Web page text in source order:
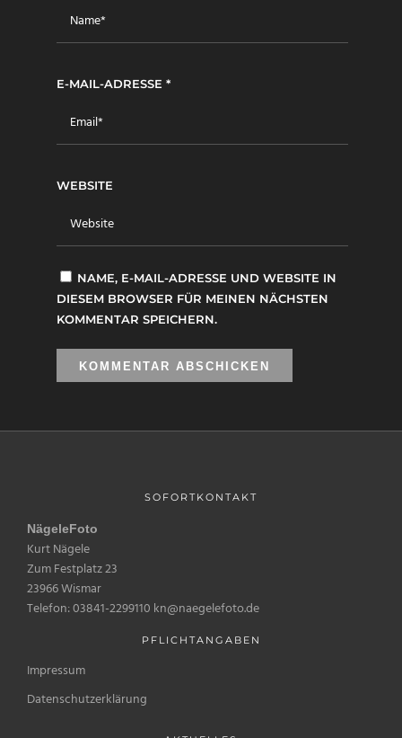
E-MAIL-ADRESSE *
WEBSITE
NAME, E-MAIL-ADRESSE UND WEBSITE IN
DIESEM BROWSER FÜR MEINEN NÄCHSTEN
KOMMENTAR SPEICHERN.
SOFORTKONTAKT
NägeleFoto
Kurt Nägele
Zum Festplatz 23
23966 Wismar
Telefon: 03841-2299110 kn@naegelefoto.de
PFLICHTANGABEN
Impressum
Datenschutzerklärung